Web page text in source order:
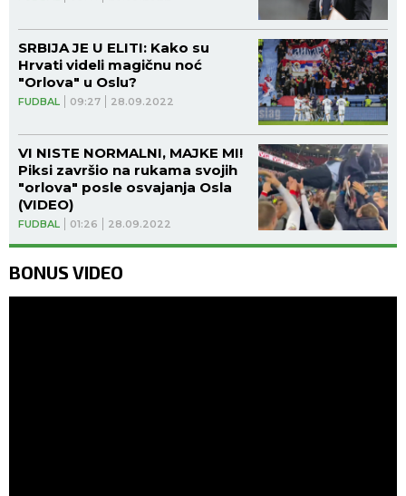
FUDBAL 09:27 28.09.2022
SRBIJA JE U ELITI: Kako su
Hrvati videli magičnu noć
"Orlova" u Oslu?
FUDBAL 01:26 28.09.2022
VI NISTE NORMALNI, MAJKE MI!
Piksi završio na rukama svojih
"orlova" posle osvajanja Osla
(VIDEO)
BONUS VIDEO